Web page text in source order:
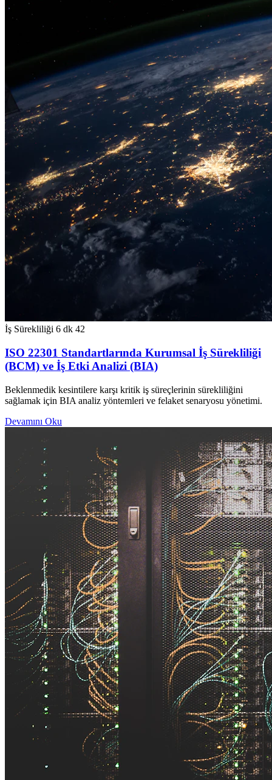
İş Sürekliliği 6 dk 42
ISO 22301 Standartlarında Kurumsal İş Sürekliliği
(BCM) ve İş Etki Analizi (BIA)
Beklenmedik kesintilere karşı kritik iş süreçlerinin sürekliliğini
sağlamak için BIA analiz yöntemleri ve felaket senaryosu yönetimi.
Devamını Oku